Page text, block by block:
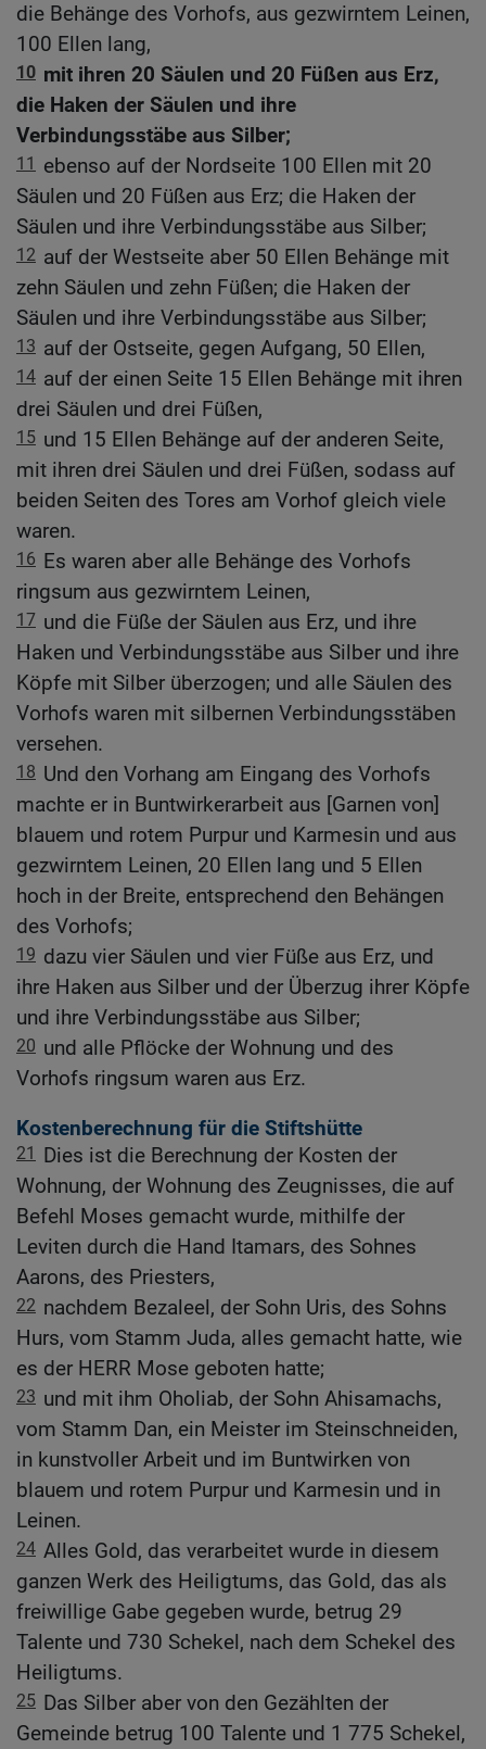
die Behänge des Vorhofs, aus gezwirntem Leinen,
100 Ellen lang,
10 mit ihren 20 Säulen und 20 Füßen aus Erz,
die Haken der Säulen und ihre
Verbindungsstäbe aus Silber;
11
ebenso auf der Nordseite 100 Ellen mit 20
Säulen und 20 Füßen aus Erz; die Haken der
Säulen und ihre Verbindungsstäbe aus Silber;
12 auf der Westseite aber 50 Ellen Behänge mit
zehn Säulen und zehn Füßen; die Haken der
Säulen und ihre Verbindungsstäbe aus Silber;
13 auf der Ostseite, gegen Aufgang, 50 Ellen,
14 auf der einen Seite 15 Ellen Behänge mit ihren
drei Säulen und drei Füßen,
15 und 15 Ellen Behänge auf der anderen Seite,
mit ihren drei Säulen und drei Füßen, sodass auf
beiden Seiten des Tores am Vorhof gleich viele
waren.
16 Es waren aber alle Behänge des Vorhofs
ringsum aus gezwirntem Leinen,
17 und die Füße der Säulen aus Erz, und ihre
Haken und Verbindungsstäbe aus Silber und ihre
Köpfe mit Silber überzogen; und alle Säulen des
Vorhofs waren mit silbernen Verbindungsstäben
versehen.
18 Und den Vorhang am Eingang des Vorhofs
machte er in Buntwirkerarbeit aus [Garnen von]
blauem und rotem Purpur und Karmesin und aus
gezwirntem Leinen, 20 Ellen lang und 5 Ellen
hoch in der Breite, entsprechend den Behängen
des Vorhofs;
19 dazu vier Säulen und vier Füße aus Erz, und
ihre Haken aus Silber und der Überzug ihrer Köpfe
und ihre Verbindungsstäbe aus Silber;
20 und alle Pflöcke der Wohnung und des
Vorhofs ringsum waren aus Erz.
Kostenberechnung für die Stiftshütte
21 Dies ist die Berechnung der Kosten der
Wohnung, der Wohnung des Zeugnisses, die auf
Befehl Moses gemacht wurde, mithilfe der
Leviten durch die Hand Itamars, des Sohnes
Aarons, des Priesters,
22 nachdem Bezaleel, der Sohn Uris, des Sohns
Hurs, vom Stamm Juda, alles gemacht hatte, wie
es der HERR Mose geboten hatte;
23 und mit ihm Oholiab, der Sohn Ahisamachs,
vom Stamm Dan, ein Meister im Steinschneiden,
in kunstvoller Arbeit und im Buntwirken von
blauem und rotem Purpur und Karmesin und in
Leinen.
24 Alles Gold, das verarbeitet wurde in diesem
ganzen Werk des Heiligtums, das Gold, das als
freiwillige Gabe gegeben wurde, betrug 29
Talente und 730 Schekel, nach dem Schekel des
Heiligtums.
25 Das Silber aber von den Gezählten der
Gemeinde betrug 100 Talente und 1 775 Schekel,